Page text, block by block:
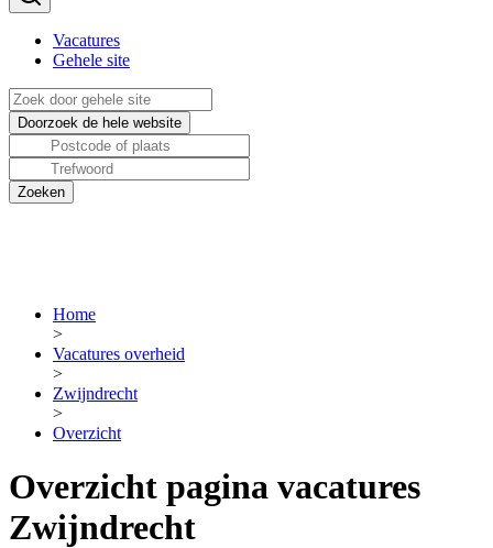
Vacatures
Gehele site
Home
>
Vacatures overheid
>
Zwijndrecht
>
Overzicht
Overzicht pagina vacatures
Zwijndrecht